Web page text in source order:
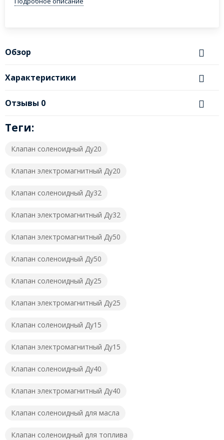
Обзор
Характеристики
Отзывы 0
Теги:
Клапан соленоидный Ду20
Клапан электромагнитный Ду20
Клапан соленоидный Ду32
Клапан электромагнитный Ду32
Клапан электромагнитный Ду50
Клапан соленоидный Ду50
Клапан соленоидный Ду25
Клапан электромагнитный Ду25
Клапан соленоидный Ду15
Клапан электромагнитный Ду15
Клапан соленоидный Ду40
Клапан электромагнитный Ду40
Клапан соленоидный для масла
Клапан соленоидный для топлива